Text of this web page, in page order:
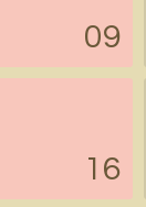
09
16